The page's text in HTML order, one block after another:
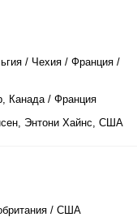
/ Чехия / Франция /
Канада / Франция
Энтони Хайнс, США
/ США